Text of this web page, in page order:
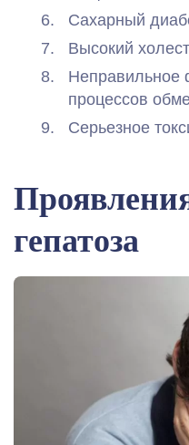
Сахарный
Высокий
Неправильное
процессов
Серьезное
гепатоза